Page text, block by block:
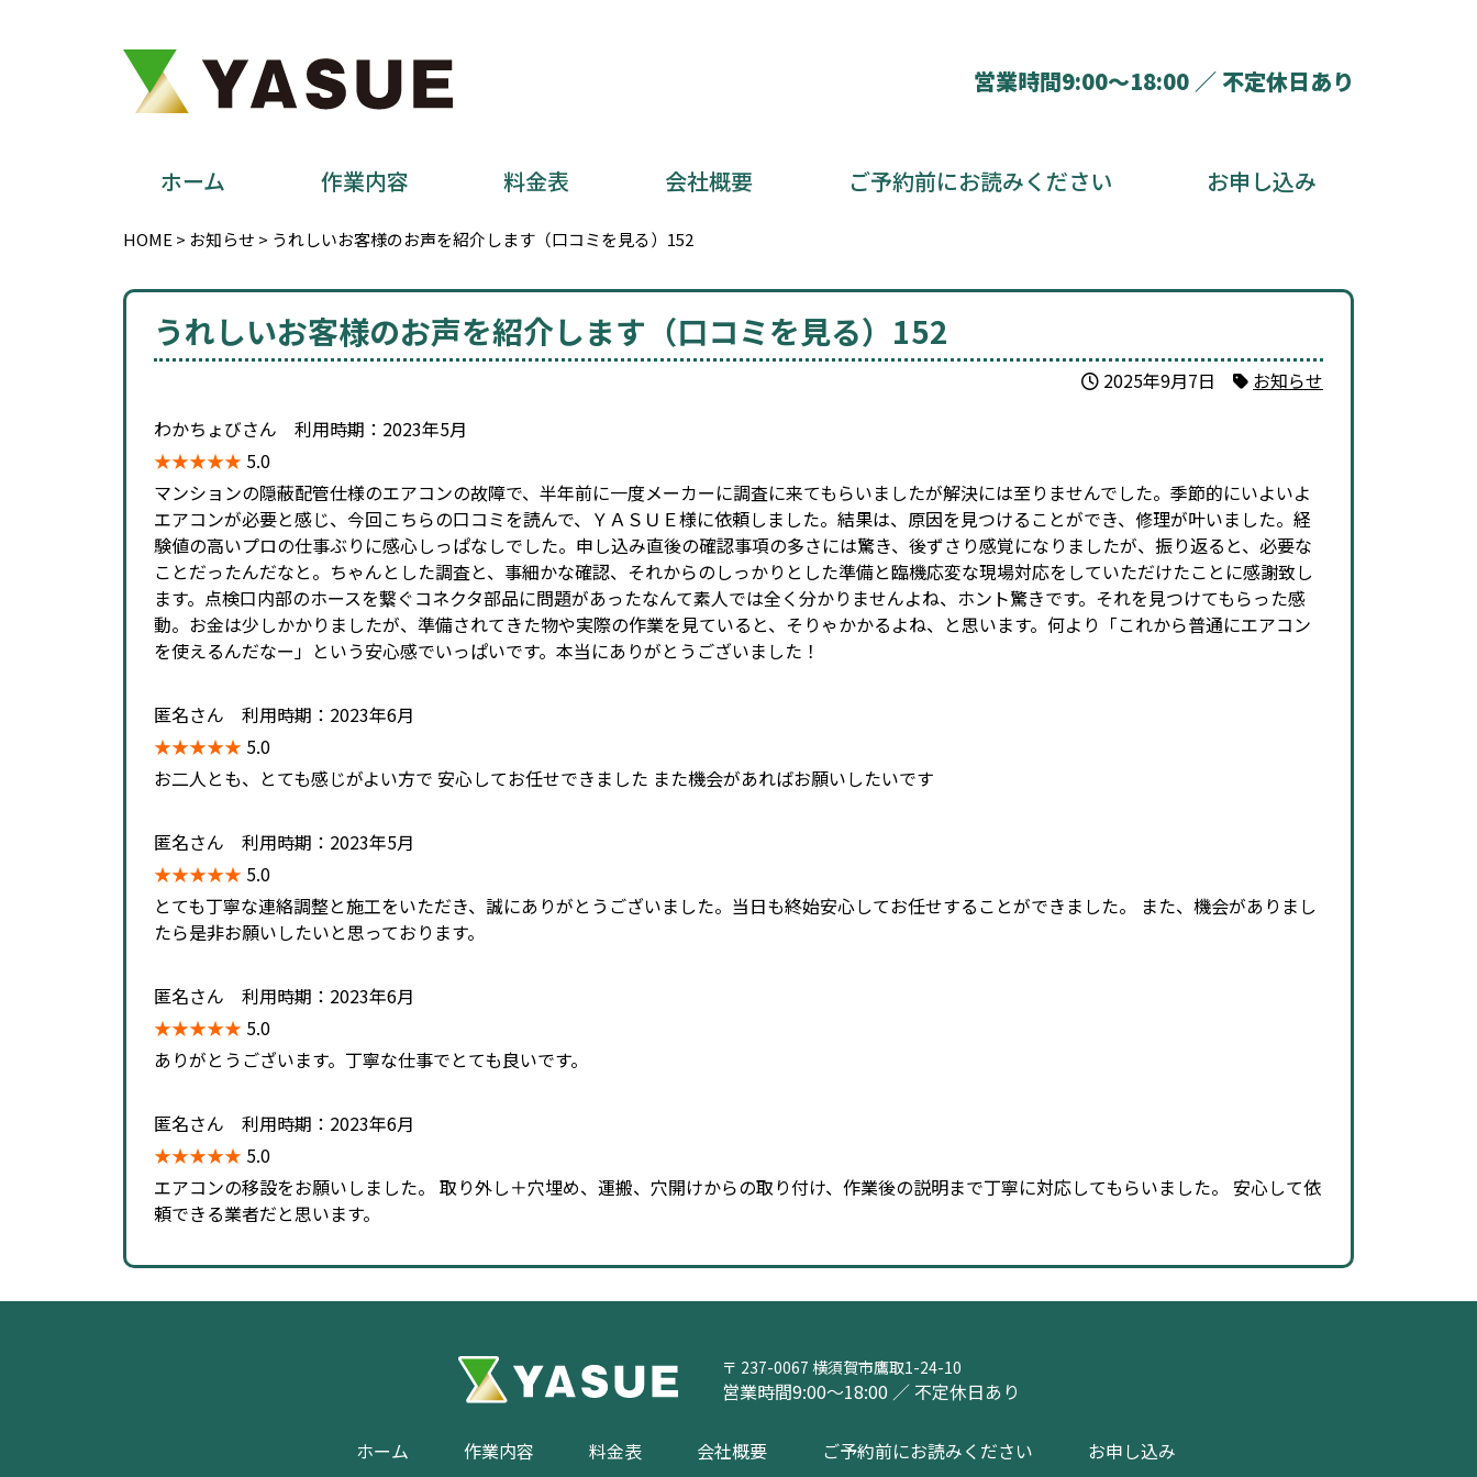
営業時間9:00～18:00 ／ 不定休日あり
ホーム 作業内容 料金表 会社概要 ご予約前にお読みください お申し込み
HOME > お知らせ > うれしいお客様のお声を紹介します（口コミを見る）152
うれしいお客様のお声を紹介します（口コミを見る）152
2025年9月7日 お知らせ
わかちょびさん 利用時期：2023年5月
★★★★★ 5.0
マンションの隠蔽配管仕様のエアコンの故障で、半年前に一度メーカーに調査に来てもらいましたが解決には至りませんでした。季節的にいよいよ
エアコンが必要と感じ、今回こちらの口コミを読んで、ＹＡＳＵＥ様に依頼しました。結果は、原因を見つけることができ、修理が叶いました。経
験値の高いプロの仕事ぶりに感心しっぱなしでした。申し込み直後の確認事項の多さには驚き、後ずさり感覚になりましたが、振り返ると、必要な
ことだったんだなと。ちゃんとした調査と、事細かな確認、それからのしっかりとした準備と臨機応変な現場対応をしていただけたことに感謝致し
ます。点検口内部のホースを繋ぐコネクタ部品に問題があったなんて素人では全く分かりませんよね、ホント驚きです。それを見つけてもらった感
動。お金は少しかかりましたが、準備されてきた物や実際の作業を見ていると、そりゃかかるよね、と思います。何より「これから普通にエアコン
を使えるんだなー」という安心感でいっぱいです。本当にありがとうございました！
匿名さん 利用時期：2023年6月
★★★★★ 5.0
お二人とも、とても感じがよい方で 安心してお任せできました また機会があればお願いしたいです
匿名さん 利用時期：2023年5月
★★★★★ 5.0
とても丁寧な連絡調整と施工をいただき、誠にありがとうございました。当日も終始安心してお任せすることができました。 また、機会がありまし
たら是非お願いしたいと思っております。
匿名さん 利用時期：2023年6月
★★★★★ 5.0
ありがとうございます。丁寧な仕事でとても良いです。
匿名さん 利用時期：2023年6月
★★★★★ 5.0
エアコンの移設をお願いしました。 取り外し＋穴埋め、運搬、穴開けからの取り付け、作業後の説明まで丁寧に対応してもらいました。 安心して依
頼できる業者だと思います。
〒 237-0067 横須賀市鷹取1-24-10
営業時間9:00～18:00 ／ 不定休日あり
ホーム 作業内容 料金表 会社概要 ご予約前にお読みください お申し込み